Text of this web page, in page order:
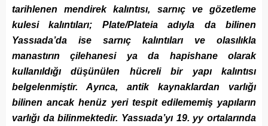
tarihlenen mendirek kalıntısı, sarnıç ve gözetleme
kulesi kalıntıları; Plate/Plateia adıyla da bilinen
Yassıada’da ise sarnıç kalıntıları ve olasılıkla
manastırın çilehanesi ya da hapishane olarak
kullanıldığı düşünülen hücreli bir yapı kalıntısı
belgelenmiştir. Ayrıca, antik kaynaklardan varlığı
bilinen ancak henüz yeri tespit edilememiş yapıların
varlığı da bilinmektedir. Yassıada’yı 19. yy ortalarında